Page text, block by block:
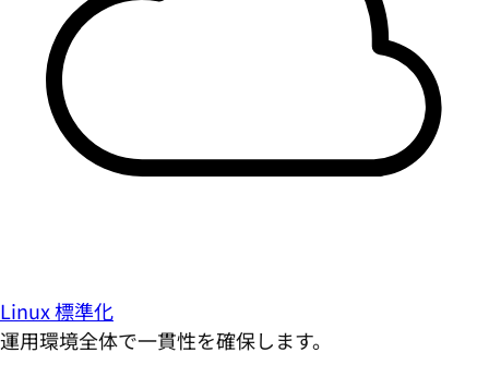
Linux 標準化
運用環境全体で一貫性を確保します。